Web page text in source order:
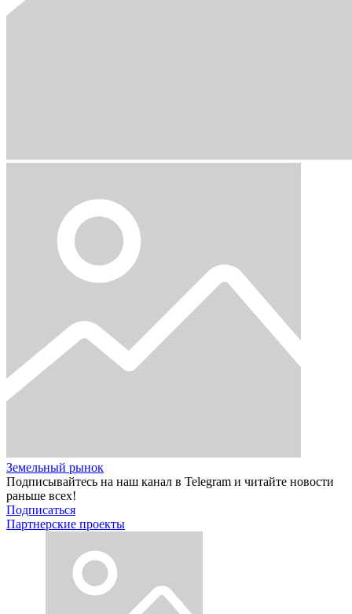
Земельный рынок
Подписывайтесь на наш канал в Telegram и читайте новости
раньше всех!
Подписаться
Партнерские проекты